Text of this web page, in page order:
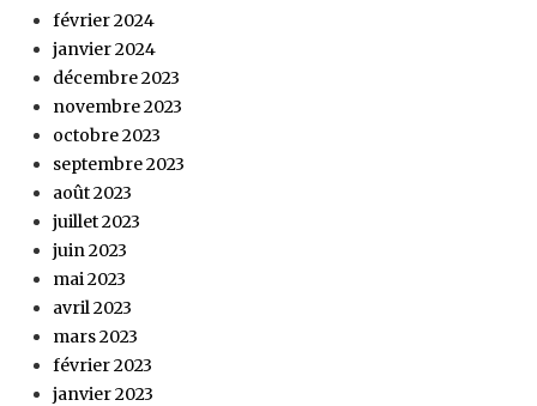
février 2024
janvier 2024
décembre 2023
novembre 2023
octobre 2023
septembre 2023
août 2023
juillet 2023
juin 2023
mai 2023
avril 2023
mars 2023
février 2023
janvier 2023